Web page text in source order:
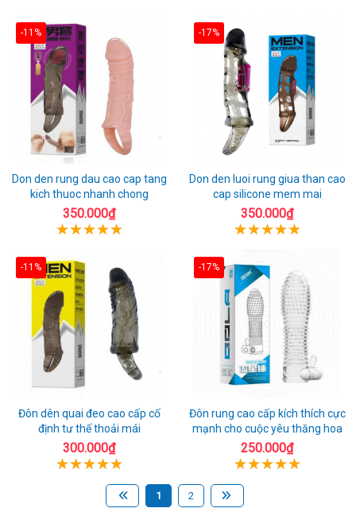
-11%
Don den rung dau cao cap tang
kich thuoc nhanh chong
350.000₫
-17%
Don den luoi rung giua than cao
cap silicone mem mai
350.000₫
-11%
Đôn dên quai đeo cao cấp cố
định tư thế thoải mái
300.000₫
-17%
Đôn rung cao cấp kích thích cực
mạnh cho cuộc yêu thăng hoa
250.000₫
1 2